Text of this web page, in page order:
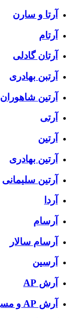
آرتا و سارن
آرتام
آرتان گادلی
آرتبن بهادری
آرتين شاهوران
آرتی
آرتین
آرتین بهادری
آرتین سلیمانی
آردا
آرسام
آرسام سالار
آرسین
آرش AP
آرش AP و مسیح